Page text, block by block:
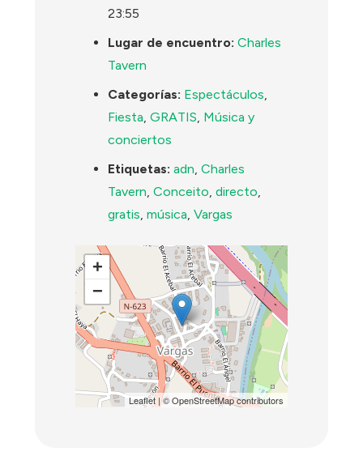
23:55
Lugar de encuentro: Charles
Tavern
Categorías: Espectáculos,
Fiesta,GRATIS, Música y
conciertos
Etiquetas: adn,Charles
Tavern,Conceito,directo,
gratis,música,Vargas
+
−
Leaflet| ©OpenStreetMapcontributors